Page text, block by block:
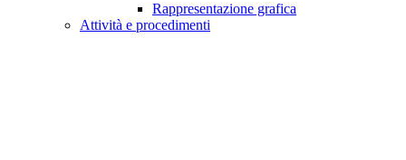
Rappresentazione grafica
Attività e procedimenti